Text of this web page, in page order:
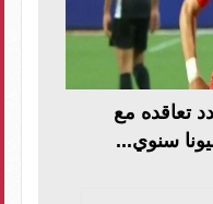
تعاقده مع